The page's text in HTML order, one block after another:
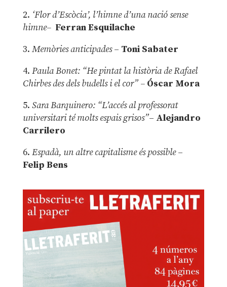
2. ‘Flor d’Escòcia’, l’himne d’una nació sense
himne– Ferran Esquilache
3. Memòries anticipades– Toni Sabater
4. Paula Bonet: “He pintat la història de Rafael
Chirbes des dels budells i el cor” –Óscar Mora
5. Sara Barquinero: “L’accés al professorat
universitari té molts espais grisos”– Alejandro
Carrilero
6. Espadà, un altre capitalisme és possible –
Felip Bens